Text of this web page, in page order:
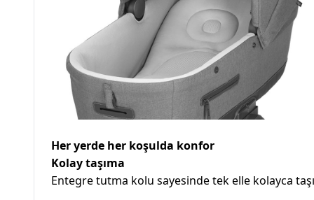
Her yerde her koşulda konfor
Kolay taşıma
Entegre tutma kolu sayesinde tek elle kolayca